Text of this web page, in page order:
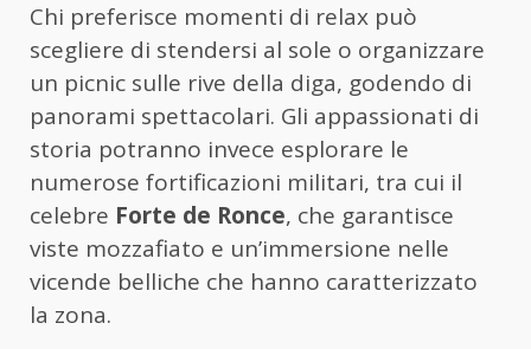
Chi preferisce momenti di relax può
scegliere di stendersi al sole o organizzare
un picnic sulle rive della diga, godendo di
panorami spettacolari. Gli appassionati di
storia potranno invece esplorare le
numerose fortificazioni militari, tra cui il
celebre Forte de Ronce, che garantisce
viste mozzafiato e un’immersione nelle
vicende belliche che hanno caratterizzato
la zona.